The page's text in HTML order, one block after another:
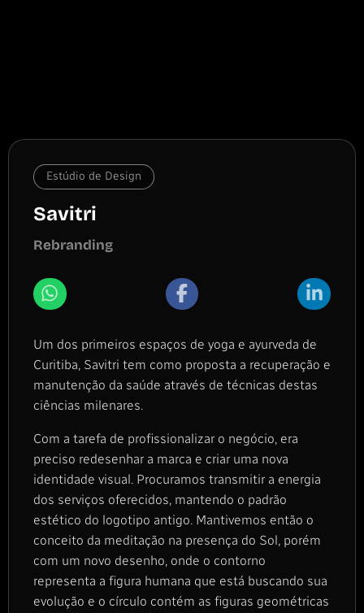
Estúdio de Design
Savitri
Rebranding
Um dos primeiros espaços de yoga e ayurveda de
Curitiba, Savitri tem como proposta a recuperação e
manutenção da saúde através de técnicas destas
ciências milenares.
Com a tarefa de profissionalizar o negócio, era
preciso redesenhar a marca e criar uma nova
identidade visual. Procuramos transmitir a energia
dos serviços oferecidos, mantendo o padrão
estético do logotipo antigo. Mantivemos então o
conceito da meditação na presença do Sol, porém
com um novo desenho, onde o contorno
representa a figura humana que está buscando sua
evolução e o círculo contém as figuras geométricas